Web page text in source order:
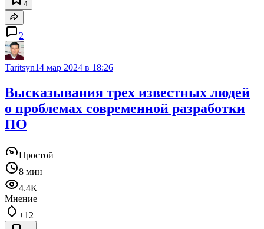
4
2
Taritsyn14 мар 2024 в 18:26
Высказывания трех известных людей
о проблемах современной разработки
ПО
Простой
8 мин
4.4K
Мнение
+12